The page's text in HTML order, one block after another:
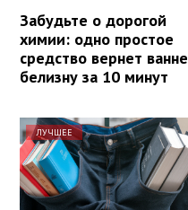
Забудьте о дорогой
химии: одно простое
средство вернет ванне
белизну за 10 минут
ЛУЧШЕЕ